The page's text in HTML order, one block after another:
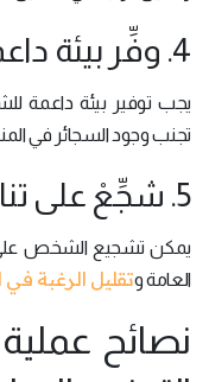
4. وفِّر بيئة داعمة
يجب توفير بيئة داعمة
تجنب وجود السجائر في
5. شجِّعْ على تناول نظام غذائي صحي
يمكن تشجيع الشخص
العامة وتقليل الرغبة في
نصائح